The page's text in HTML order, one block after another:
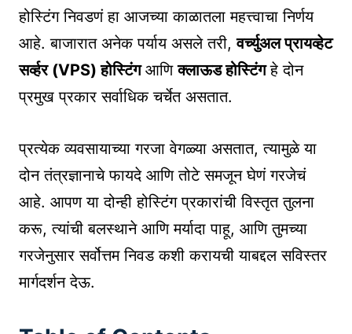
होस्टिंग निवडणं हा आजच्या काळातला महत्त्वाचा निर्णय
आहे. बाजारात अनेक पर्याय असले तरी,वर्च्युअल प्रायव्हेट
सर्व्हर (VPS) होस्टिंगआणिक्लाऊड होस्टिंगहे दोन
प्रमुख प्रकार सर्वाधिक चर्चेत असतात.
प्रत्येक व्यवसायाच्या गरजा वेगळ्या असतात, त्यामुळे या
दोन तंत्रज्ञानाचे फायदे आणि तोटे समजून घेणं गरजेचं
आहे. आपण या दोन्ही होस्टिंग प्रकारांची विस्तृत तुलना
करू, त्यांची बलस्थाने आणि मर्यादा पाहू, आणि तुमच्या
गरजेनुसार सर्वोत्तम निवड कशी करायची याबद्दल सविस्तर
मार्गदर्शन देऊ.